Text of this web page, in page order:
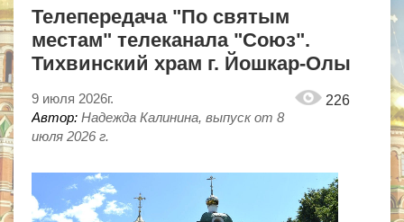
Телепередача "По святым
местам" телеканала "Союз".
Тихвинский храм г. Йошкар-Олы
226
9 июля 2026г.
Автор: Надежда Калинина, выпуск от 8
июля 2026 г.